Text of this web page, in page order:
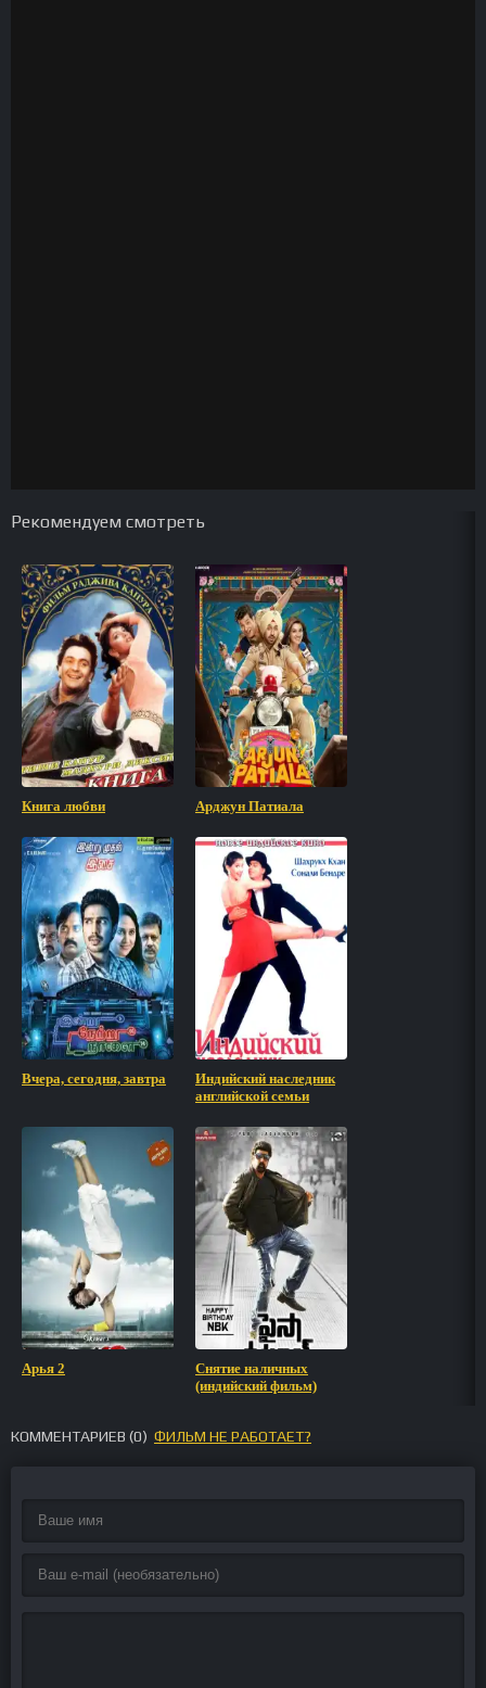
Рекомендуем смотреть
Книга любви Арджун Патиала
Вчера, сегодня, завтра
Индийский наследник
английской семьи
Арья 2
Снятие наличных
(индийский фильм)
КОММЕНТАРИЕВ (0) ФИЛЬМ НЕ РАБОТАЕТ?